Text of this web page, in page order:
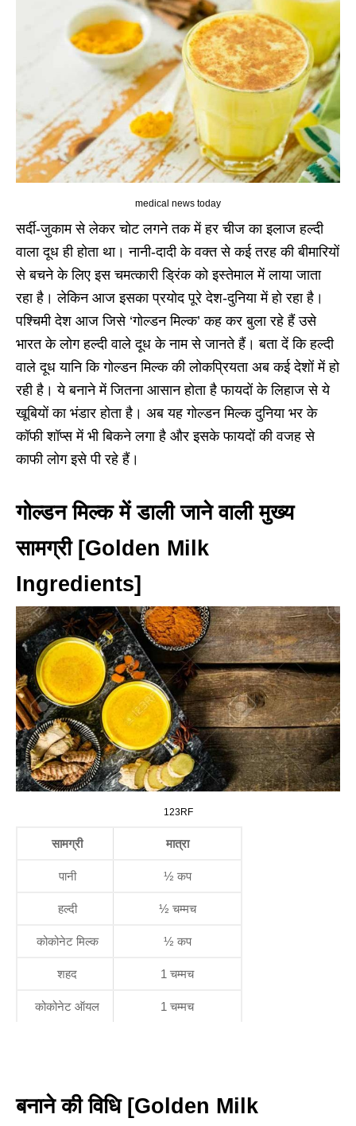
medical news today
सर्दी-जुकाम से लेकर चोट लगने तक में हर चीज का इलाज हल्दी
वाला दूध ही होता था। नानी-दादी के वक्त से कई तरह की बीमारियों
से बचने के लिए इस चमत्कारी ड्रिंक को इस्तेमाल में लाया जाता
रहा है। लेकिन आज इसका प्रयोद पूरे देश-दुनिया में हो रहा है।
पश्चिमी देश आज जिसे ‘गोल्डन मिल्क’ कह कर बुला रहे हैं उसे
भारत के लोग हल्दी वाले दूध के नाम से जानते हैं। बता दें कि हल्दी
वाले दूध यानि कि गोल्डन मिल्क की लोकप्रियता अब कई देशों में हो
रही है। ये बनाने में जितना आसान होता है फायदों के लिहाज से ये
खूबियों का भंडार होता है। अब यह गोल्डन मिल्क दुनिया भर के
कॉफी शॉप्स में भी बिकने लगा है और इसके फायदों की वजह से
काफी लोग इसे पी रहे हैं।
गोल्डन मिल्क में डाली जाने वाली मुख्य
सामग्री [Golden Milk
Ingredients]
123RF
सामग्री मात्रा
पानी ½ कप
हल्दी ½ चम्मच
कोकोनेट मिल्क ½ कप
शहद 1 चम्मच
कोकोनेट ऑयल 1 चम्मच
बनाने की विधि [Golden Milk